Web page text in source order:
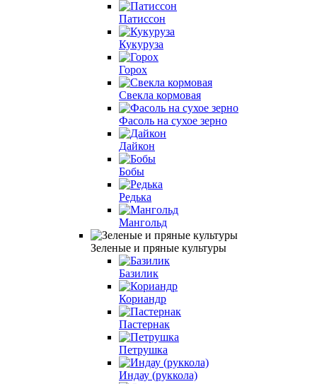
Патиссон
Кукуруза
Горох
Свекла кормовая
Фасоль на сухое зерно
Дайкон
Бобы
Редька
Мангольд
Зеленые и пряные культуры
Базилик
Кориандр
Пастернак
Петрушка
Индау (руккола)